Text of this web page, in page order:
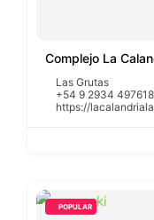
Complejo La
Las Grutas
+54 9 2934 497618
https://
POPULAR